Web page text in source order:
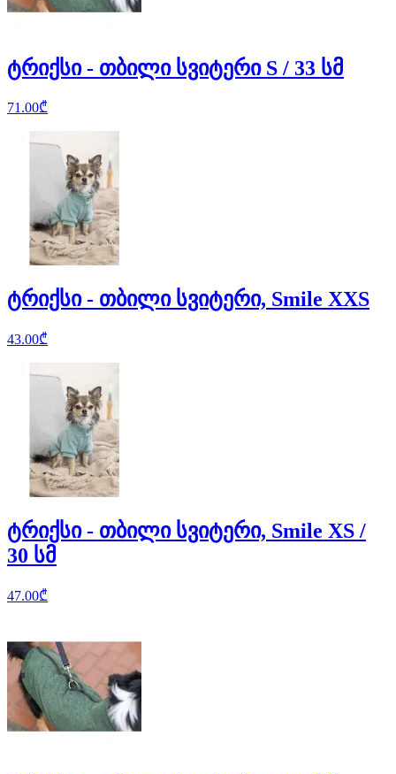
ტრიქსი - თბილი სვიტერი S / 33 სმ
71.00₾
ტრიქსი - თბილი სვიტერი, Smile XXS
43.00₾
ტრიქსი - თბილი სვიტერი, Smile XS /
30 სმ
47.00₾